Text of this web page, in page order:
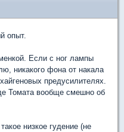
опыт.
Если с ног лампы
никакого фона от накала
предусилителях.
Томата вообще смешно об
низкое гудение (не